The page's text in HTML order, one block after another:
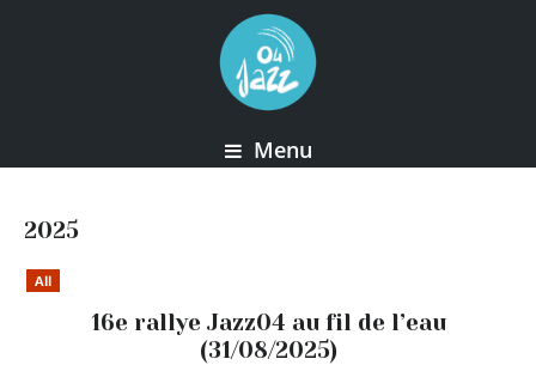
Menu
2025
All
16e rallye Jazz04 au fil de l’eau
(31/08/2025)